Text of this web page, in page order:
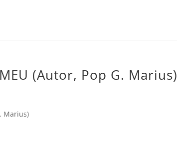
MEU (Autor, Pop G. Marius)
Marius)